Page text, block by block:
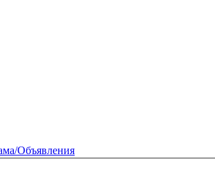
Объявления